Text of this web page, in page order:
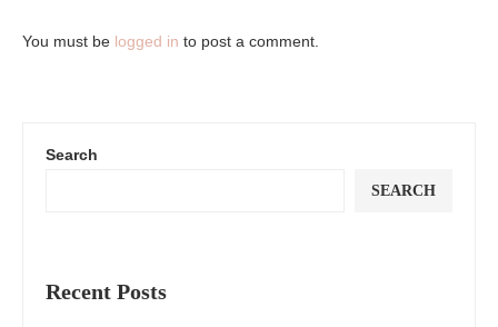
You must be logged in to post a comment.
Search
SEARCH
Recent Posts